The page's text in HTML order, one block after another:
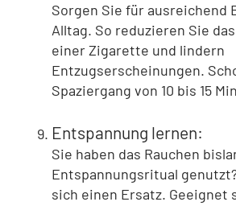
Sorgen Sie für ausreichend
Alltag. So reduzieren Sie
einer Zigarette und lindern
Entzugserscheinungen.
Spaziergang von 10 bis 15
Entspannung lernen:
Sie haben das Rauchen
Entspannungsritual
sich einen Ersatz. Geeignet